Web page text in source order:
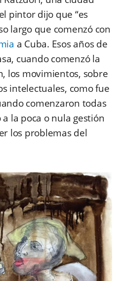
pintor dijo que “es
largo que comenzó con
a Cuba. Esos años de
cuando comenzó la
los movimientos, sobre
intelectuales, como fue
comenzaron todas
la poca o nula gestión
los problemas del